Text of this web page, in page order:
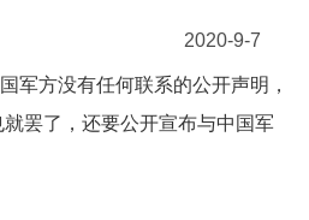
2020-9-7
军方没有任何联系的公开声明，
罢了，还要公开宣布与中国军